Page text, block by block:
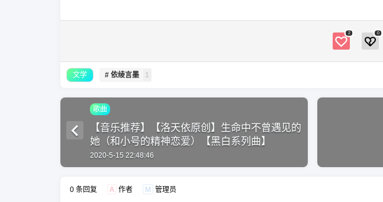
2 0
文学 # 依绫言墨 1
言：墨你吃吧，wo
歌曲
【音乐推荐】【洛天依原创】生命中不曾遇见的
她（和小号的精神恋爱）【黑白系列曲】
2020-5-15 22:48:46
0 条回复 A 作者 M 管理员